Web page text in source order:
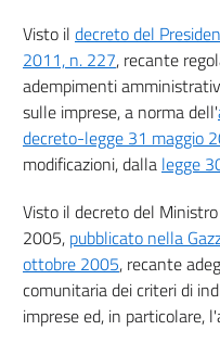
Visto il decreto del
2011, n. 227, recante
adempimenti
sulle imprese, a norma dell'
decreto-legge 31 maggio
modificazioni, dalla legge
Visto il decreto del
2005, pubblicato nella
ottobre 2005, recante
comunitaria dei criteri di
imprese ed, in particolare,